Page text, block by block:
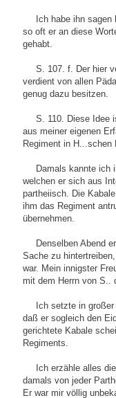
Ich habe ihn sagen
so oft er an diese
gehabt.
S. 107. f. Der hier
verdient von allen
genug dazu besitzen.
S. 110. Diese Idee
aus meiner eigenen
Regiment in H...schen
Damals kannte ich
welchen er sich aus
partheiisch. Die
ihm das Regiment
übernehmen.
Denselben Abend
Sache zu
war. Mein innigster
mit dem Herrn von S..
Ich setzte in
daß er sogleich den
gerichtete Kabale
Regiments.
Ich erzähle alles
damals von jeder
Er war mir völlig